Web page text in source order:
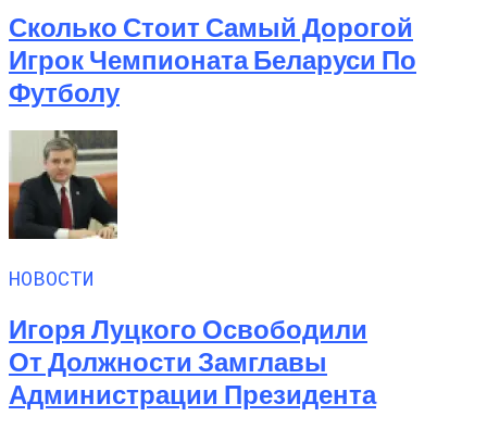
Сколько Стоит Самый Дорогой
Игрок Чемпионата Беларуси По
Футболу
НОВОСТИ
Игоря Луцкого Освободили
От Должности Замглавы
Администрации Президента